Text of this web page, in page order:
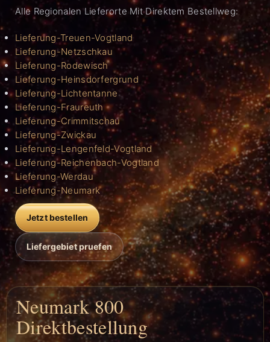
Alle Regionalen Lieferorte Mit Direktem Bestellweg:
Lieferung-Treuen-Vogtland
Lieferung-Netzschkau
Lieferung-Rodewisch
Lieferung-Heinsdorfergrund
Lieferung-Lichtentanne
Lieferung-Fraureuth
Lieferung-Crimmitschau
Lieferung-Zwickau
Lieferung-Lengenfeld-Vogtland
Lieferung-Reichenbach-Vogtland
Lieferung-Werdau
Lieferung-Neumark
Jetzt bestellen
Liefergebiet pruefen
Neumark 800
Direktbestellung